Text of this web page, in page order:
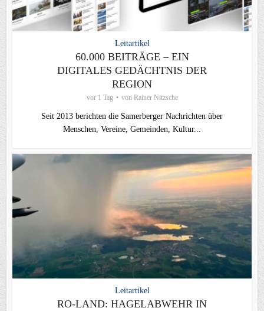
Leitartikel
60.000 BEITRÄGE – EIN
DIGITALES GEDÄCHTNIS DER
REGION
vor 1 Tag von Rainer Nitzsche
Seit 2013 berichten die Samerberger Nachrichten über
Menschen, Vereine, Gemeinden, Kultur...
Leitartikel
RO-LAND: HAGELABWEHR IN